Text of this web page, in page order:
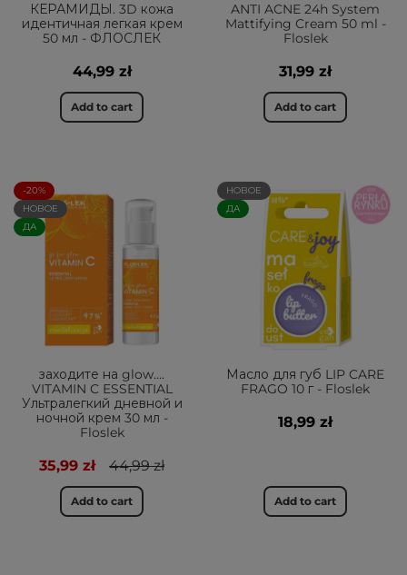
КЕРАМИДЫ. 3D кожа
идентичная легкая крем
50 мл - ФЛОСЛЕК
44,99 zł
Add to cart
ANTI ACNE 24h System
Mattifying Cream 50 ml -
Floslek
31,99 zł
Add to cart
-20%
НОВОЕ
ДА
заходите на glow....
VITAMIN C ESSENTIAL
Ультралегкий дневной и
ночной крем 30 мл -
Floslek
35,99 zł 44,99 zł
Add to cart
НОВОЕ
ДА
Масло для губ LIP CARE
FRAGO 10 г - Floslek
18,99 zł
Add to cart